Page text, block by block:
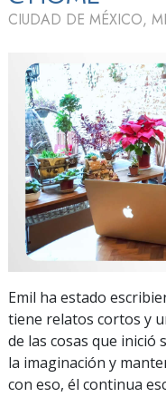
CIUDAD DE MÉXICO,
Emil ha estado
tiene relatos cortos y
de las cosas que inició
la imaginación y
con eso, él continua